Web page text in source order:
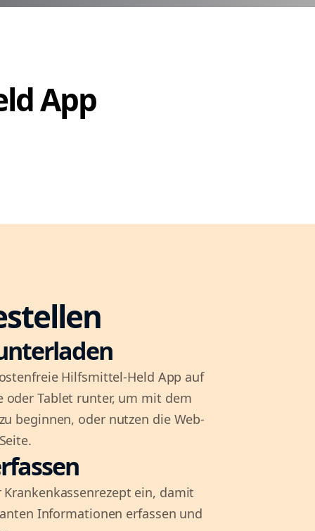
App
Hilfsmittel-Held App auf
oder Tablet runter, um mit dem
beginnen, oder nutzen die Web-
Krankenkassenrezept ein, damit
Informationen erfassen und